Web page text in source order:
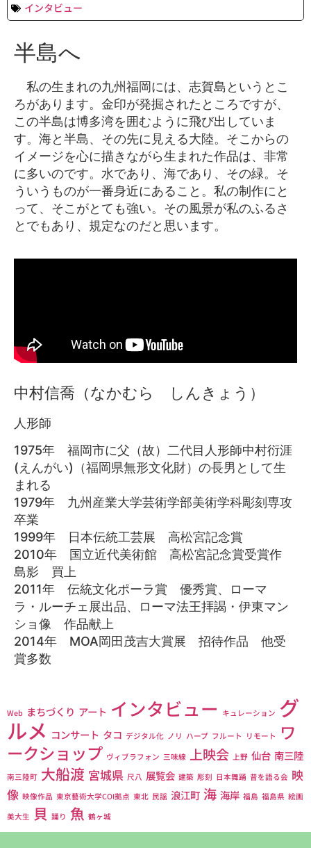
インタビュー
半島へ
私の生まれの九州福岡には、志賀島というとこ
ろがあります。金印が発掘されたところですが、
この半島は博多湾を囲むように飛び出していま
す。海と半島、その先に見える大陸。そこからの
イメージを心に描きながら生まれた作品は、非常
に多いのです。水であり、海であり、その緑。そ
ういうものが一番身近にあること。私の制作にと
って、そこがとても強い。その風景が私のふるさ
とでもあり、規定なのだと思います。
中村信喬（なかむら しんきょう）
人形師
1975年 福岡市に父（故）二代目人形師中村衍涯
(えんがい)（福岡県無形文化財）の長男として生
まれる
1979年 九州産業大学芸術学部美術学科彫刻専攻
卒業
1999年 日本伝統工芸展 高松宮記念賞
2010年 国立近代美術館 高松宮記念賞受賞作
島影 買上
2011年 伝統文化ポーラ賞 優秀賞、ローマ
ラ・ルーチェ展出品、ローマ法王拝謁・伊東マン
ショ像 作品献上
2014年 MOA岡田茂吉大賞展 招待作品 他受
賞多数
Web まちづくり アート インタビュー キュレーション グ
ルメ コンサート タコ デジタル化 ノリ ハープ フルート リモート
ワ
ークショップ ヴィブラフォン 三味線 上映会 上野 仙台 南三陸
南三陸町 大船渡 宮城県 尺八 展覧会 建築 彫刻 日本舞踊 昔を語る会 映
像 映像作品 東京藝術大学COI拠点 東北 民謡 浪江町 海 海岸 福島 福島県 絵画
美大生 貝 踊り 魚 鶴ヶ城